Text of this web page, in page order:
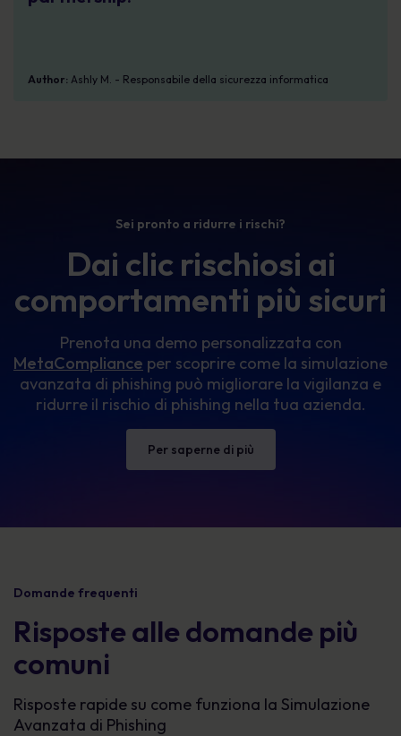
Author: Ashly M. - Responsabile della sicurezza informatica
Sei pronto a ridurre i rischi?
Dai clic rischiosi ai
comportamenti più sicuri
Prenota una demo personalizzata con
MetaCompliance per scoprire come la simulazione
avanzata di phishing può migliorare la vigilanza e
ridurre il rischio di phishing nella tua azienda.
Per saperne di più
Domande frequenti
Risposte alle domande più
comuni
Risposte rapide su come funziona la Simulazione
Avanzata di Phishing